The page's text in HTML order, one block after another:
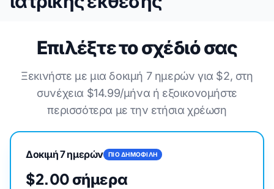
Επιλέξτε το σχέδιό σας
Ξεκινήστε με μια δοκιμή 7 ημερών για $2, στη
συνέχεια $14.99/μήνα ή εξοικονομήστε
περισσότερα με την ετήσια χρέωση
Δοκιμή 7 ημερών ΠΙΟ ΔΗΜΟΦΙΛΗ
$2.00 σήμερα